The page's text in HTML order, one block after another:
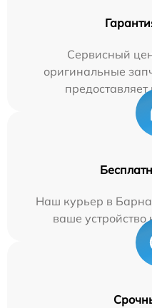
Сервисный
оригинальные
Наш курьер в
ваше устройство